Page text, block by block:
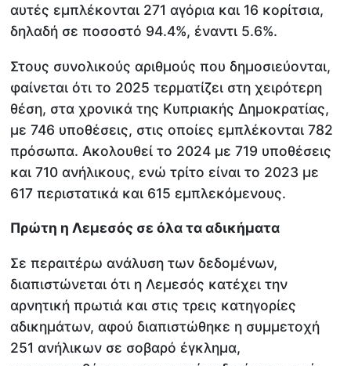
αυτές εμπλέκονται 271 αγόρια και 16 κορίτσια,
δηλαδή σε ποσοστό 94.4%, έναντι 5.6%.
Στους συνολικούς αριθμούς που δημοσιεύονται,
φαίνεται ότι το 2025 τερματίζει στη χειρότερη
θέση, στα χρονικά της Κυπριακής Δημοκρατίας,
με 746 υποθέσεις, στις οποίες εμπλέκονται 782
πρόσωπα. Ακολουθεί το 2024 με 719 υποθέσεις
και 710 ανήλικους, ενώ τρίτο είναι το 2023 με
617 περιστατικά και 615 εμπλεκόμενους.
Πρώτη η Λεμεσός σε όλα τα αδικήματα
Σε περαιτέρω ανάλυση των δεδομένων,
διαπιστώνεται ότι η Λεμεσός κατέχει την
αρνητική πρωτιά και στις τρεις κατηγορίες
αδικημάτων, αφού διαπιστώθηκε η συμμετοχή
251 ανήλικων σε σοβαρό έγκλημα,